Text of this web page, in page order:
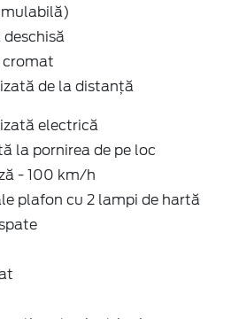
mulabilă)
de la distanţă
electrică
la pornirea de pe loc
- 100 km/h
plafon cu 2 lampi de hartă